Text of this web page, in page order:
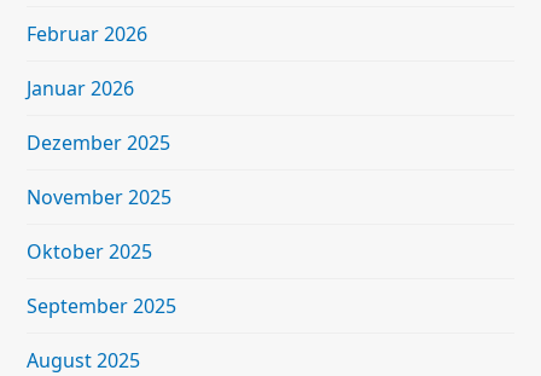
Februar 2026
Januar 2026
Dezember 2025
November 2025
Oktober 2025
September 2025
August 2025